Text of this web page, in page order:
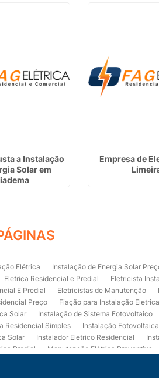
a Instalação
Solar em
Empresa de
Elétrica Instalação de Energia Solar
Eletrica Residencial e Predial Eletricista
E Predial
Eletricistas de Manutenção
Preço
Fiação para Instalação
Solar
Instalação de Sistema Fotovoltaico
Residencial Simples
Instalação Fotovoltaica
Solar
Instalador Eletrico Residencial
Predial
Manutenção Elétrica Preventiva